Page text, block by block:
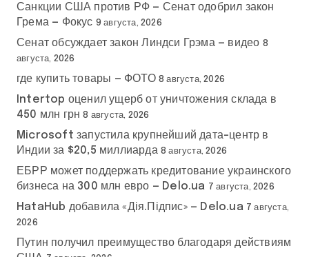
Санкции США против РФ — Сенат одобрил закон
Грема — Фокус 9 августа, 2026
Сенат обсуждает закон Линдси Грэма — видео 8
августа, 2026
где купить товары — ФОТО 8 августа, 2026
Intertop оценил ущерб от уничтожения склада в
450 млн грн 8 августа, 2026
Microsoft запустила крупнейший дата-центр в
Индии за $20,5 миллиарда 8 августа, 2026
ЕБРР может поддержать кредитование украинского
бизнеса на 300 млн евро — Delo.ua 7 августа, 2026
HataHub добавила «Дія.Підпис» — Delo.ua 7 августа,
2026
Путин получил преимущество благодаря действиям